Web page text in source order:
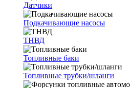
Датчики
Подкачивающие насосы
ТНВД
Топливные баки
Топливные трубки/шланги